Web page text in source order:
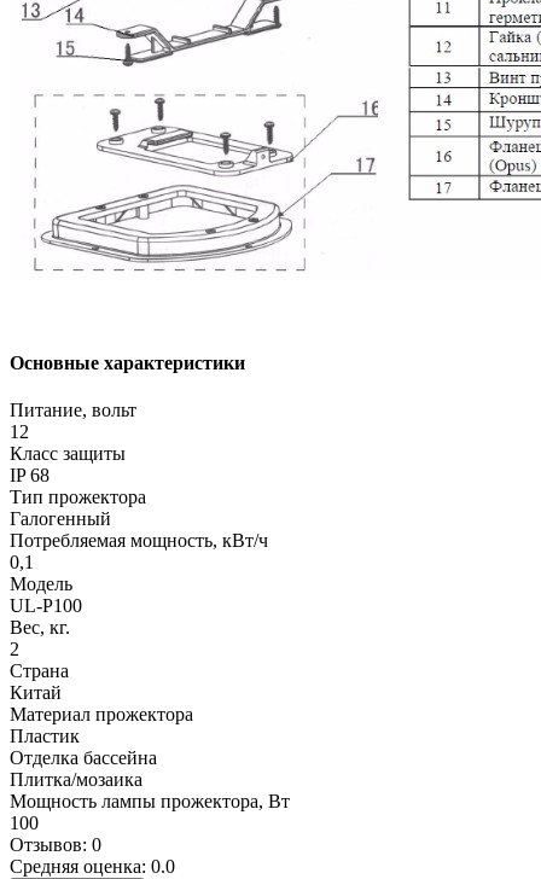
Основные характеристики
Питание, вольт
12
Класс защиты
IP 68
Тип прожектора
Галогенный
Потребляемая мощность, кВт/ч
0,1
Модель
UL-P100
Вес, кг.
2
Страна
Китай
Материал прожектора
Пластик
Отделка бассейна
Плитка/мозаика
Мощность лампы прожектора, Вт
100
Отзывов: 0
Средняя оценка: 0.0